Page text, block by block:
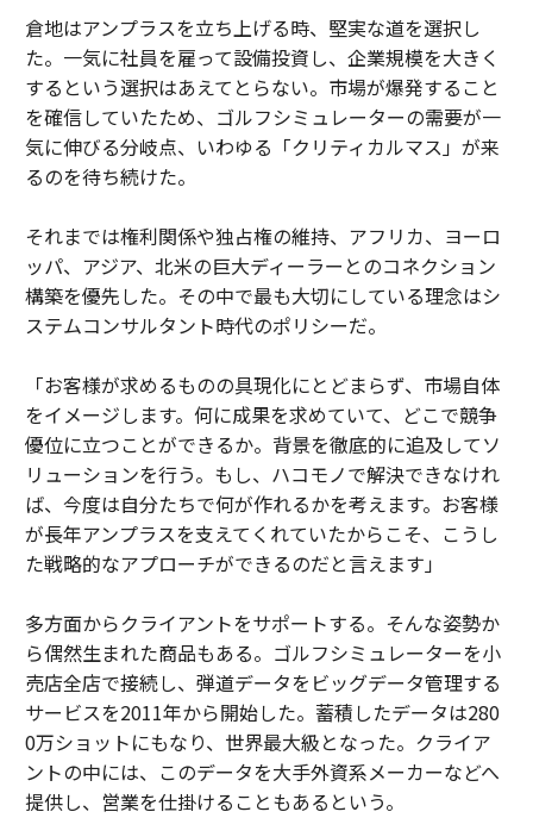
倉地はアンプラスを立ち上げる時、堅実な道を選択し
た。一気に社員を雇って設備投資し、企業規模を大きく
するという選択はあえてとらない。市場が爆発すること
を確信していたため、ゴルフシミュレーターの需要が一
気に伸びる分岐点、いわゆる「クリティカルマス」が来
るのを待ち続けた。
それまでは権利関係や独占権の維持、アフリカ、ヨーロ
ッパ、アジア、北米の巨大ディーラーとのコネクション
構築を優先した。その中で最も大切にしている理念はシ
ステムコンサルタント時代のポリシーだ。
「お客様が求めるものの具現化にとどまらず、市場自体
をイメージします。何に成果を求めていて、どこで競争
優位に立つことができるか。背景を徹底的に追及してソ
リューションを行う。もし、ハコモノで解決できなけれ
ば、今度は自分たちで何が作れるかを考えます。お客様
が長年アンプラスを支えてくれていたからこそ、こうし
た戦略的なアプローチができるのだと言えます」
多方面からクライアントをサポートする。そんな姿勢か
ら偶然生まれた商品もある。ゴルフシミュレーターを小
売店全店で接続し、弾道データをビッグデータ管理する
サービスを2011年から開始した。蓄積したデータは280
0万ショットにもなり、世界最大級となった。クライア
ントの中には、このデータを大手外資系メーカーなどへ
提供し、営業を仕掛けることもあるという。